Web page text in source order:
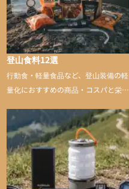
登山食料12選
行動食・軽量食品など、登山装備の軽
量化におすすめの商品・コスパと栄養